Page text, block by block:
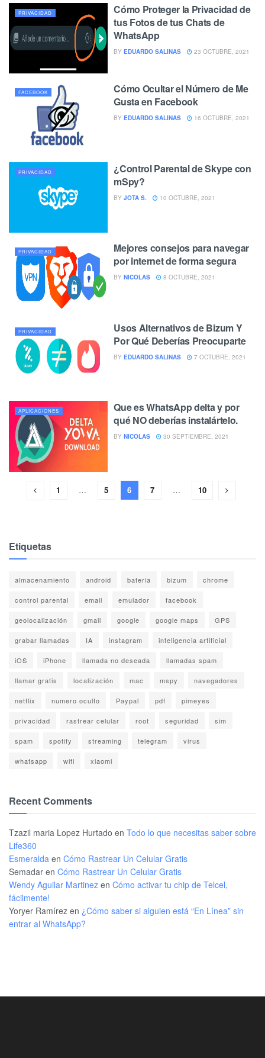
PRIVACIDAD
Cómo Proteger la Privacidad de
tus Fotos de tus Chats de
WhatsApp
BY EDUARDO SALINAS 23 OCTUBRE, 2021
FACEBOOK
Cómo Ocultar el Número de Me
Gusta en Facebook
BY EDUARDO SALINAS 16 OCTUBRE, 2021
PRIVACIDAD
¿Control Parental de Skype con
mSpy?
BY JOTA S. 10 OCTUBRE, 2021
PRIVACIDAD
Mejores consejos para navegar
por internet de forma segura
BY NICOLAS 8 OCTUBRE, 2021
PRIVACIDAD
Usos Alternativos de Bizum Y
Por Qué Deberías Preocuparte
BY EDUARDO SALINAS 7 OCTUBRE, 2021
APLICACIONES
Que es WhatsApp delta y por
qué NO deberías instalártelo.
BY NICOLAS 30 SEPTIEMBRE, 2021
1 … 5 6 7 … 10
Etiquetas
almacenamiento android bateria bizum chrome
control parental email emulador facebook
geolocalización gmail google google maps GPS
grabar llamadas IA instagram inteligencia artificial
iOS iPhone llamada no deseada llamadas spam
llamar gratis localización mac mspy navegadores
netflix numero oculto Paypal pdf pimeyes
privacidad rastrear celular root seguridad sim
spam spotify streaming telegram virus
whatsapp wifi xiaomi
Recent Comments
Tzazil maria Lopez Hurtado en Todo lo que necesitas saber sobre
Life360
Esmeralda en Cómo Rastrear Un Celular Gratis
Semadar en Cómo Rastrear Un Celular Gratis
Wendy Aguilar Martinez en Cómo activar tu chip de Telcel,
fácilmente!
Yoryer Ramírez en ¿Cómo saber si alguien está “En Línea” sin
entrar al WhatsApp?